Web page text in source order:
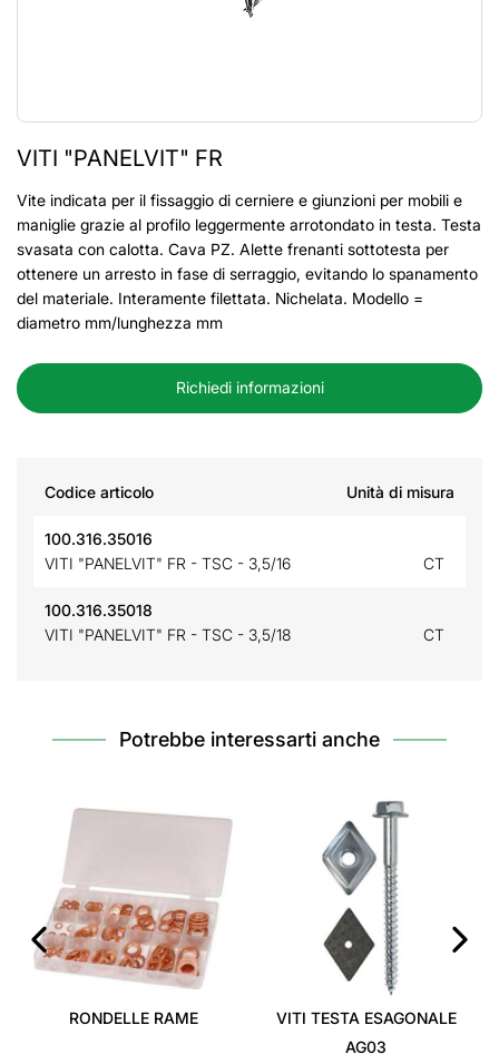
VITI "PANELVIT" FR
Vite indicata per il fissaggio di cerniere e giunzioni per mobili e
maniglie grazie al profilo leggermente arrotondato in testa. Testa
svasata con calotta. Cava PZ. Alette frenanti sottotesta per
ottenere un arresto in fase di serraggio, evitando lo spanamento
del materiale. Interamente filettata. Nichelata. Modello =
diametro mm/lunghezza mm
Richiedi informazioni
Codice articolo Unità di misura
100.316.35016
VITI "PANELVIT" FR - TSC - 3,5/16
CT
100.316.35018
VITI "PANELVIT" FR - TSC - 3,5/18
CT
Potrebbe interessarti anche
RONDELLE RAME
VITI TESTA ESAGONALE
AG03